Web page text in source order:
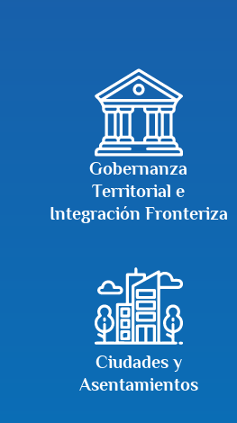
Gobernanza
Territorial e
Integración Fronteriza
Ciudades y
Asentamientos